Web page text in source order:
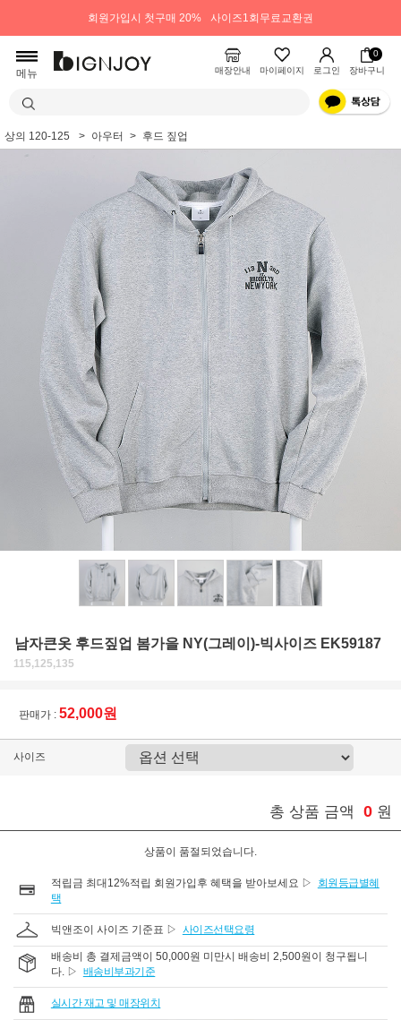
회원가입시 첫구매 20% 사이즈1회무료교환권
메뉴 매장안내 마이페이지 로그인
0
장바구니
상의 120-125 아우터 후드 짚업
남자큰옷 후드짚업 봄가을 NY(그레이)-빅사이즈 EK59187
115,125,135
판매가 : 52,000원
사이즈
총 상품 금액 0 원
상품이 품절되었습니다.
적립금 최대12%적립 회원가입후 혜택을 받아보세요 ▷
회원등급별혜
택
빅앤조이 사이즈 기준표 ▷ 사이즈선택요령
배송비 총 결제금액이 50,000원 미만시 배송비 2,500원이 청구됩니
다. ▷ 배송비부과기준
실시간 재고 및 매장위치